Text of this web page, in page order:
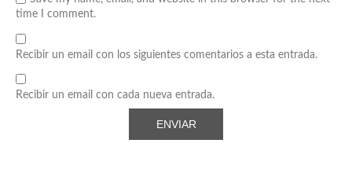
time I comment.
Recibir un email con los siguientes comentarios a esta entrada.
Recibir un email con cada nueva entrada.